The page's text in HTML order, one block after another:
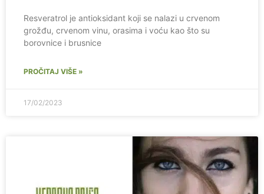
Resveratrol je antioksidant koji se nalazi u crvenom
grožđu, crvenom vinu, orasima i voću kao što su
borovnice i brusnice
PROČITAJ VIŠE »
17/02/2023